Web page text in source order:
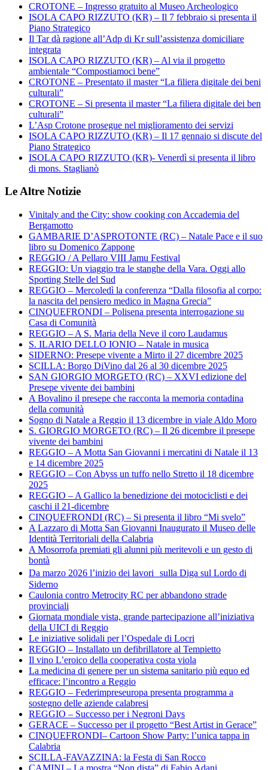
CROTONE – Ingresso gratuito al Museo Archeologico
ISOLA CAPO RIZZUTO (KR) – Il 7 febbraio si presenta il
Piano Strategico
Il Tar dà ragione all’Adp di Kr sull’assistenza domiciliare
integrata
ISOLA CAPO RIZZUTO (KR) – Al via il progetto
ambientale “Compostiamoci bene”
CROTONE – Presentato il master “La filiera digitale dei beni
culturali”
CROTONE – Si presenta il master “La filiera digitale dei ben
culturali”
L’Asp Crotone prosegue nel miglioramento dei servizi
ISOLA CAPO RIZZUTO (KR) – Il 17 gennaio si discute del
Piano Strategico
ISOLA CAPO RIZZUTO (KR)- Venerdì si presenta il libro
di mons. Staglianò
Le Altre Notizie
Vinitaly and the City: show cooking con Accademia del
Bergamotto
GAMBARIE D’ASPROTONTE (RC) – Natale Pace e il suo
libro su Domenico Zappone
REGGIO / A Pellaro VIII Jamu Festival
REGGIO: Un viaggio tra le stanghe della Vara. Oggi allo
Sporting Stelle del Sud
REGGIO – Mercoledì la conferenza “Dalla filosofia al corpo:
la nascita del pensiero medico in Magna Grecia”
CINQUEFRONDI – Polisena presenta interrogazione su
Casa di Comunità
REGGIO – A S. Maria della Neve il coro Laudamus
S. ILARIO DELLO IONIO – Natale in musica
SIDERNO: Presepe vivente a Mirto il 27 dicembre 2025
SCILLA: Borgo DiVino dal 26 al 30 dicembre 2025
SAN GIORGIO MORGETO (RC) – XXVI edizione del
Presepe vivente dei bambini
A Bovalino il presepe che racconta la memoria contadina
della comunità
Sogno di Natale a Reggio il 13 dicembre in viale Aldo Moro
S. GIORGIO MORGETO (RC) – Il 26 dicembre il presepe
vivente dei bambini
REGGIO – A Motta San Giovanni i mercatini di Natale il 13
e 14 dicembre 2025
REGGIO – Con Abyss un tuffo nello Stretto il 18 dicembre
2025
REGGIO – A Gallico la benedizione dei motociclisti e dei
caschi il 21-dicembre
CINQUEFRONDI (RC) – Si presenta il libro “Mi svelo”
A Lazzaro di Motta San Giovanni Inaugurato il Museo delle
Identità Territoriali della Calabria
A Mosorrofa premiati gli alunni più meritevoli e un gesto di
bontà
Da marzo 2026 l’inizio dei lavori sulla Diga sul Lordo di
Siderno
Caulonia contro Metrocity RC per abbandono strade
provinciali
Giornata mondiale vista, grande partecipazione all’iniziativa
della UICI di Reggio
Le iniziative solidali per l’Ospedale di Locri
REGGIO – Installato un defibrillatore al Tempietto
Il vino L’eroico della cooperativa costa viola
La medicina di genere per un sistema sanitario più equo ed
efficace: l’incontro a Reggio
REGGIO – Federimpreseuropa presenta programma a
sostegno delle aziende calabresi
REGGIO – Successo per i Negroni Days
GERACE – Successo per il progetto “Best Artist in Gerace”
CINQUEFRONDI– Cartoon Show Party: l’unica tappa in
Calabria
SCILLA-FAVAZZINA: la Festa di San Rocco